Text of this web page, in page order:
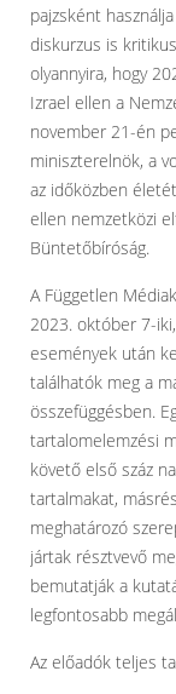
pajzsként
diskurzus is
olyannyira, hogy
Izrael ellen a
november 21-én
miniszterelnök, a
az időközben
ellen nemzetközi
Büntetőbíróság.
A Független
2023. október 7-
események után
találhatók meg a
összefüggésben.
tartalomelemzési
követő első száz
tartalmakat,
meghatározó
jártak résztvevő
bemutatják a
legfontosabb
Az előadók teljes